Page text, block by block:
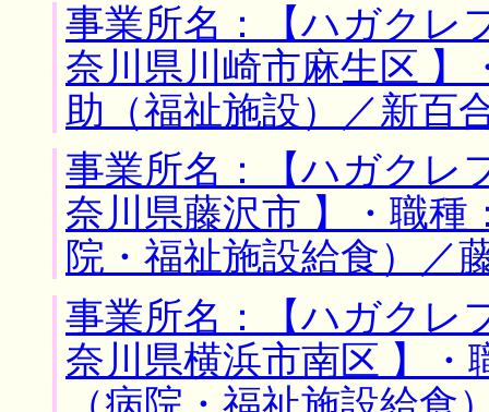
事業所名：【ハガクレ
奈川県川崎市麻生区 】
助（福祉施設）／新百
事業所名：【ハガクレ
奈川県藤沢市 】・職種
院・福祉施設給食）／
事業所名：【ハガクレ
奈川県横浜市南区 】・